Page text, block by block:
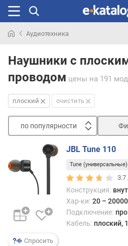
раньше
Аудиотехника
Наушники с
проводом цены на 191
плоский очистить
по популярности
о
у
л
р
Спросить
JBL Tune 110
Tune (универсальные)
3.7
Конструкция:
Хар-ки: 20 –
Подключение:
Кабель: плоский,